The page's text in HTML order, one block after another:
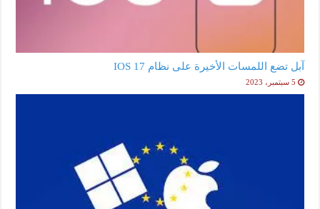
آبل تضع اللمسات الأخيرة على نظام IOS 17
5 سبتمبر، 2023